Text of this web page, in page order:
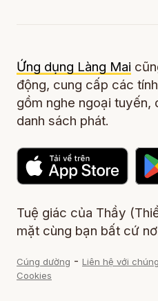
Ứng dụng Làng Mai
động, cung cấp các
gồm nghe ngoại tuyến,
danh sách phát.
Tuệ giác của Thầy
mặt cùng bạn bất cứ
Cúng dường - Liên hệ với
Cookies